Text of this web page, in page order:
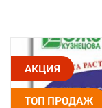
АКЦИЯ
ТОП ПРОДАЖ